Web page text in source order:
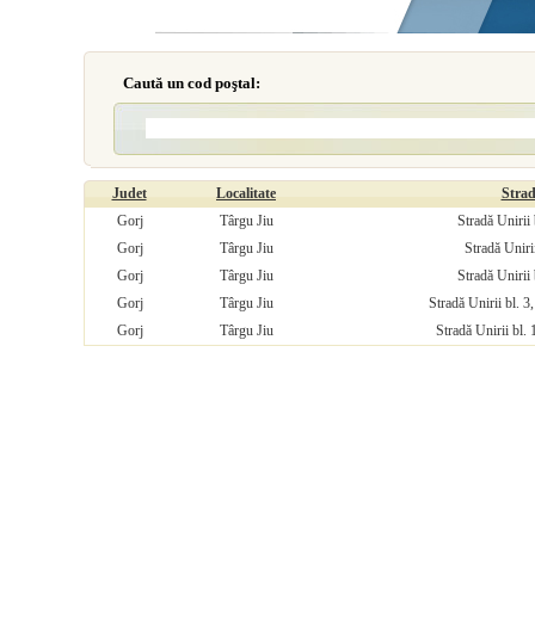
Caută un cod poştal:
Judet Localitate
Gorj
Târgu Jiu
Stradă Unirii
Gorj
Târgu Jiu
Stradă
Gorj
Târgu Jiu
Stradă Unirii
Gorj
Târgu Jiu
Stradă Unirii bl.
Gorj
Târgu Jiu Stradă Unirii bl.